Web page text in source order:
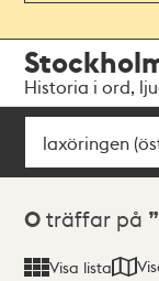
navigationen
huvudinnehållet
Historia i ord,
Sök
Sökresultat
0 träffar på
Visa lista